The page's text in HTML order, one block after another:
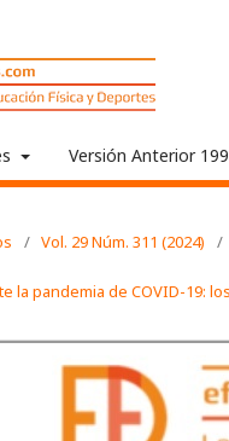
Versión Anterior
/ Vol. 29 Núm. 311 (2024) /
la pandemia de COVID-19: